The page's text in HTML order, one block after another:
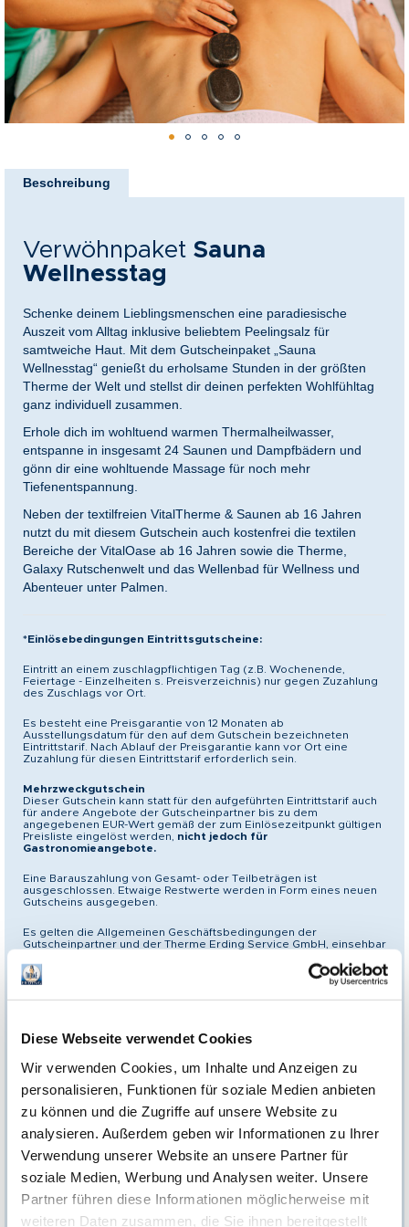
Diese Webseite verwendet Cookies
Wir verwenden Cookies, um Inhalte und Anzeigen zu
personalisieren, Funktionen für soziale Medien anbieten
zu können und die Zugriffe auf unsere Website zu
analysieren. Außerdem geben wir Informationen zu Ihrer
Verwendung unserer Website an unsere Partner für
soziale Medien, Werbung und Analysen weiter. Unsere
Partner führen diese Informationen möglicherweise mit
weiteren Daten zusammen, die Sie ihnen bereitgestellt
Anfang
Beschreibung
Verwöhnpaket Sauna
Wellnesstag
Schenke deinem Lieblingsmenschen eine paradiesische
Auszeit vom Alltag inklusive beliebtem Peelingsalz für
samtweiche Haut. Mit dem Gutscheinpaket „Sauna
Wellnesstag“ genießt du erholsame Stunden in der größten
Therme der Welt und stellst dir deinen perfekten Wohlfühltag
ganz individuell zusammen.
Erhole dich im wohltuend warmen Thermalheilwasser,
entspanne in insgesamt 24 Saunen und Dampfbädern und
gönn dir eine wohltuende Massage für noch mehr
Tiefenentspannung.
Neben der textilfreien VitalTherme & Saunen ab 16 Jahren
nutzt du mit diesem Gutschein auch kostenfrei die textilen
Bereiche der VitalOase ab 16 Jahren sowie die Therme,
Galaxy Rutschenwelt und das Wellenbad für Wellness und
Abenteuer unter Palmen.
*Einlösebedingungen Eintrittsgutscheine:
Eintritt an einem zuschlagpflichtigen Tag (z.B. Wochenende,
Feiertage - Einzelheiten s. Preisverzeichnis) nur gegen Zuzahlung
des Zuschlags vor Ort.
Es besteht eine Preisgarantie von 12 Monaten ab
Ausstellungsdatum für den auf dem Gutschein bezeichneten
Eintrittstarif. Nach Ablauf der Preisgarantie kann vor Ort eine
Zuzahlung für diesen Eintrittstarif erforderlich sein.
Mehrzweckgutschein
Dieser Gutschein kann statt für den aufgeführten Eintrittstarif auch
für andere Angebote der Gutscheinpartner bis zu dem
angegebenen EUR-Wert gemäß der zum Einlösezeitpunkt gültigen
Preisliste eingelöst werden, nicht jedoch für
Gastronomieangebote.
Eine Barauszahlung von Gesamt- oder Teilbeträgen ist
ausgeschlossen. Etwaige Restwerte werden in Form eines neuen
Gutscheins ausgegeben.
Es gelten die Allgemeinen Geschäftsbedingungen der
Gutscheinpartner und der Therme Erding Service GmbH, einsehbar
**Einlösebedingungen Kronen Gutscheine:
erding.de/massage-beauty
Eintritt in die Therme Erding nicht inkludiert.
Es besteht eine Preisgarantie von 12 Monaten ab Kaufdatum für die
auf dem Gutschein genannte Leistung. Nach Ablauf der
dieser Leistung erforderlich sein.
Mehrzweckgutschein
Dieser Gutschein kann statt für die beschriebene Leistung auch für
EUR-Wert gemäß der zum Einlösezeitpunkt gültigen Preisliste
eingelöst werden,
nicht jedoch für Gastronomieangebote.
für Paare
für Familien